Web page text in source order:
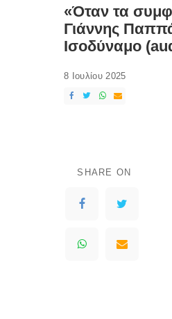
«Όταν τα
Γιάννης
Ισοδύναμο
8 Ιουλίου 2025
SHARE ON